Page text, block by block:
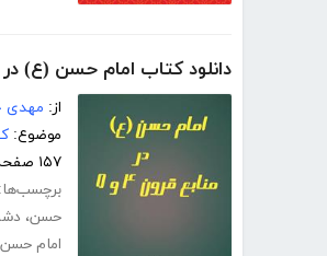
دانلود کتاب امام حسن (ع) در
از: مهدی
موضوع:
۱۵۷ صفحه
برچسب‌ها:
حسن،
امام